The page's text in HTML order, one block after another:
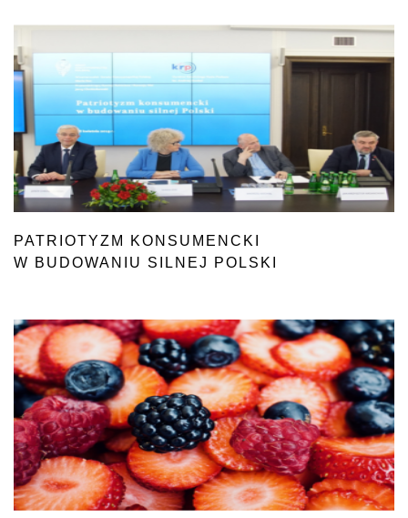
PATRIOTYZM KONSUMENCKI
W BUDOWANIU SILNEJ POLSKI